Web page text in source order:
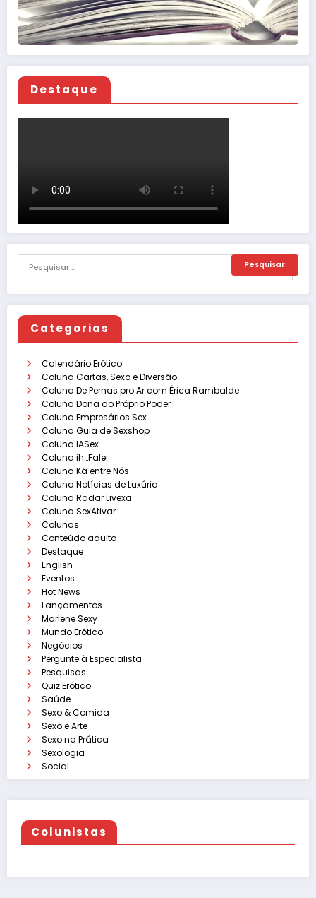
Destaque
Categorias
Calendário Erótico
Coluna Cartas, Sexo e Diversão
Coluna De Pernas pro Ar com Érica Rambalde
Coluna Dona do Próprio Poder
Coluna Empresários Sex
Coluna Guia de Sexshop
Coluna IASex
Coluna ih…Falei
Coluna Ká entre Nós
Coluna Notícias de Luxúria
Coluna Radar Livexa
Coluna SexAtivar
Colunas
Conteúdo adulto
Destaque
English
Eventos
Hot News
Lançamentos
Marlene Sexy
Mundo Erótico
Negócios
Pergunte à Especialista
Pesquisas
Quiz Erótico
Saúde
Sexo & Comida
Sexo e Arte
Sexo na Prática
Sexologia
Social
Colunistas